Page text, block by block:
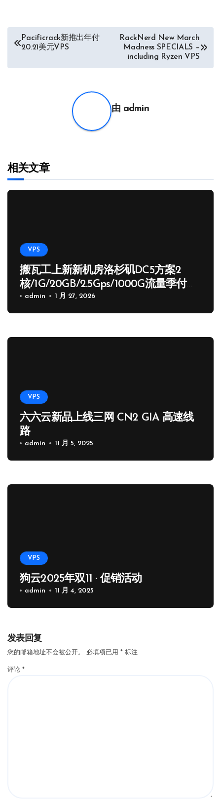
导
Pacificrack新推出年付
20.21美元VPS
RackNerd New March
Madness SPECIALS –
including Ryzen VPS
由 admin
相关文章
VPS
搬瓦工上新新机房洛杉矶DC5方案2
核/1G/20GB/2.5Gps/1000G流量季付
65.89 USD
admin 1 月 27, 2026
VPS
六六云新品上线三网 CN2 GIA 高速线
路
admin 11 月 5, 2025
VPS
狗云2025年双11 · 促销活动
admin 11 月 4, 2025
发表回复
您的邮箱地址不会被公开。 必填项已用 * 标注
评论 *